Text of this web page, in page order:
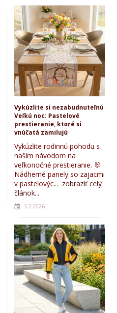
Vykúzlite si nezabudnuteľnú
Veľkú noc: Pastelové
prestieranie, ktoré si
vnúčatá zamilujú
Vykúzlite rodinnú pohodu s
naším návodom na
veľkonočné prestieranie. 🐰
Nádherné panely so zajacmi
v pastelovýc... zobraziť celý
článok...
5.2.2026